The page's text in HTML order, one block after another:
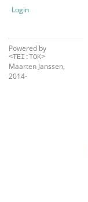
Login
Powered by
<TEI:TOK>
Maarten Janssen,
2014-